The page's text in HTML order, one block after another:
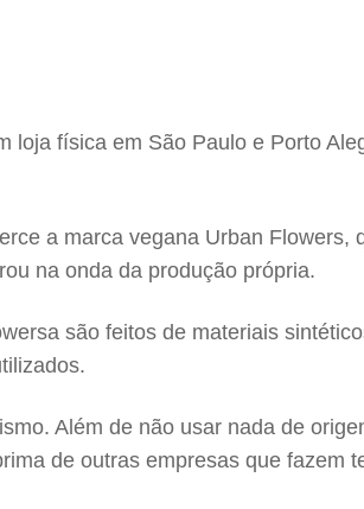
loja física em São Paulo e Porto
a marca vegana Urban
na onda da produção própria.
são feitos de materiais
Além de não usar nada de
de outras empresas que